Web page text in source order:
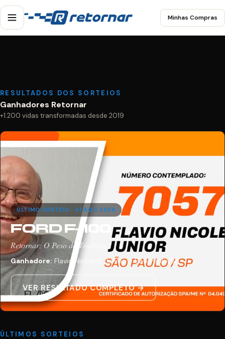
Minhas Compras
RESULTADOS DOS SORTEIOS
Ganhadores Retornar
+1.200 vidas transformadas desde 2019
ÚLTIMO SORTEIO · 01 AGO 2026
FORD F-100
Retornar: O Peso da Tradição
Ganhadore: Flavio Nicoletti Junior — São Paulo/SP
VER RESULTADO COMPLETO →
ÚLTIMOS SORTEIOS